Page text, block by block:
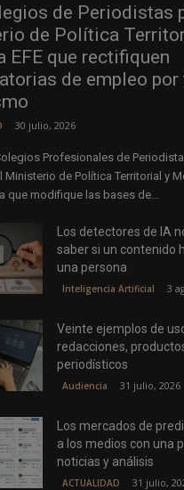
de Periodistas
de Política
EFE que rectifiquen
de empleo por
30 julio, 2026
Profesionales de
Ministerio de Política Territorial y
que modifique las bases de...
Los detectores de IA
saber si un contenido
una persona
Inteligencia Artificial 3
Veinte ejemplos de
redacciones,
periodísticos
Audiencia 31 julio, 2026
Los mercados de
a los medios con una
noticias y análisis
ACTUALIDAD 31 julio,